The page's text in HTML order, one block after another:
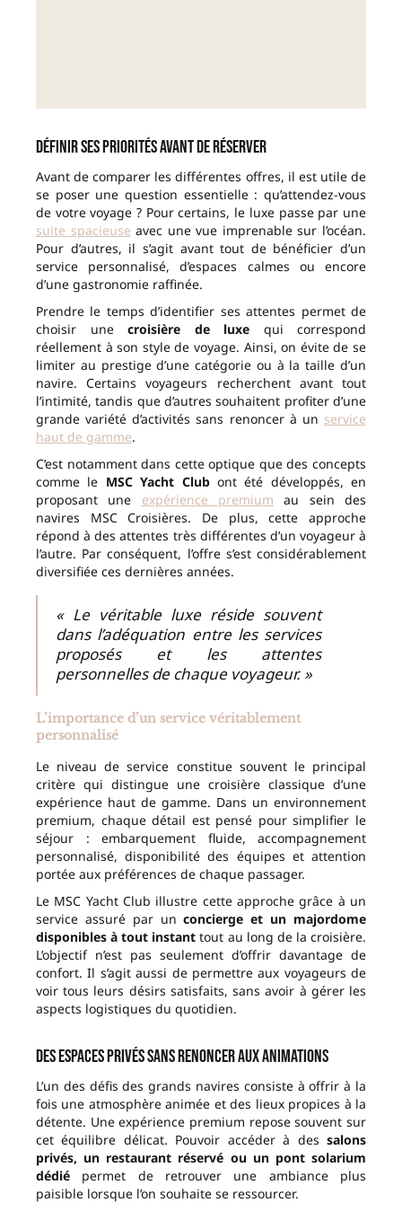
Définir ses priorités avant de réserver
Avant de comparer les différentes offres, il est utile de
se poser une question essentielle : qu’attendez-vous
de votre voyage ? Pour certains, le luxe passe par une
suite spacieuse avec une vue imprenable sur l’océan.
Pour d’autres, il s’agit avant tout de bénéficier d’un
service personnalisé, d’espaces calmes ou encore
d’une gastronomie raffinée.
Prendre le temps d’identifier ses attentes permet de
choisir une croisière de luxe qui correspond
réellement à son style de voyage. Ainsi, on évite de se
limiter au prestige d’une catégorie ou à la taille d’un
navire. Certains voyageurs recherchent avant tout
l’intimité, tandis que d’autres souhaitent profiter d’une
grande variété d’activités sans renoncer à un service
haut de gamme.
C’est notamment dans cette optique que des concepts
comme le MSC Yacht Clubont été développés, en
proposant une expérience premium au sein des
navires MSC Croisières. De plus, cette approche
répond à des attentes très différentes d’un voyageur à
l’autre. Par conséquent, l’offre s’est considérablement
diversifiée ces dernières années.
« Le véritable luxe réside souvent
dans l’adéquation entre les services
proposés et les attentes
personnelles de chaque voyageur. »
L’importance d’un service véritablement
personnalisé
Le niveau de service constitue souvent le principal
critère qui distingue une croisière classique d’une
expérience haut de gamme. Dans un environnement
premium, chaque détail est pensé pour simplifier le
séjour : embarquement fluide, accompagnement
personnalisé, disponibilité des équipes et attention
portée aux préférences de chaque passager.
Le MSC Yacht Club illustre cette approche grâce à un
service assuré par unconcierge et un majordome
disponibles à tout instant tout au long de la croisière.
L’objectif n’est pas seulement d’offrir davantage de
confort. Il s’agit aussi de permettre aux voyageurs de
voir tous leurs désirs satisfaits, sans avoir à gérer les
aspects logistiques du quotidien.
Des espaces privés sans renoncer aux animations
L’un des défis des grands navires consiste à offrir à la
fois une atmosphère animée et des lieux propices à la
détente. Une expérience premium repose souvent sur
cet équilibre délicat. Pouvoir accéder à des salons
privés, un restaurant réservé ou un pont solarium
dédié permet de retrouver une ambiance plus
paisible lorsque l’on souhaite se ressourcer.